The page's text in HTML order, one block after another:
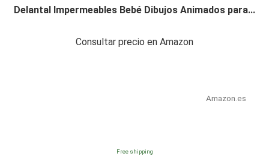
Delantal Impermeables Bebé Dibujos Animados para...
Consultar precio en Amazon
Amazon.es
Free shipping